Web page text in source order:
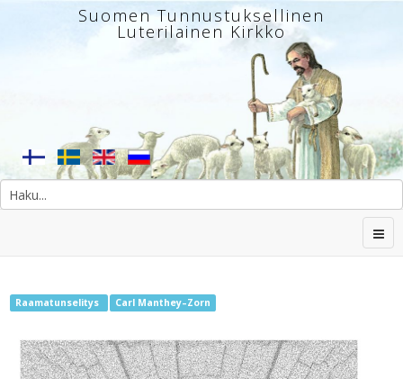
Suomen Tunnustuksellinen
Luterilainen Kirkko
Raamatunselitys Carl Manthey–Zorn